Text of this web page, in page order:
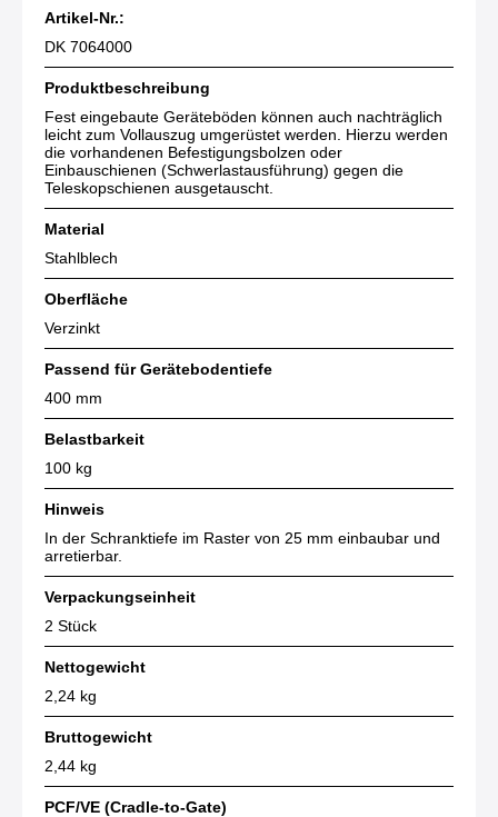
Artikel-Nr.:
DK 7064000
Produktbeschreibung
Fest eingebaute Geräteböden können auch nachträglich
leicht zum Vollauszug umgerüstet werden. Hierzu werden
die vorhandenen Befestigungsbolzen oder
Einbauschienen (Schwerlastausführung) gegen die
Teleskopschienen ausgetauscht.
Material
Stahlblech
Oberfläche
Verzinkt
Passend für Gerätebodentiefe
400 mm
Belastbarkeit
100 kg
Hinweis
In der Schranktiefe im Raster von 25 mm einbaubar und
arretierbar.
Verpackungseinheit
2 Stück
Nettogewicht
2,24 kg
Bruttogewicht
2,44 kg
PCF/VE (Cradle-to-Gate)